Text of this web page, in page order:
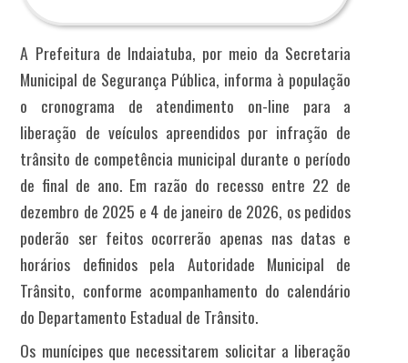
A Prefeitura de Indaiatuba, por meio da Secretaria
Municipal de Segurança Pública, informa à população
o cronograma de atendimento on-line para a
liberação de veículos apreendidos por infração de
trânsito de competência municipal durante o período
de final de ano. Em razão do recesso entre 22 de
dezembro de 2025 e 4 de janeiro de 2026, os pedidos
poderão ser feitos ocorrerão apenas nas datas e
horários definidospela Autoridade Municipal de
Trânsito, conforme acompanhamento do calendário
do Departamento Estadual de Trânsito.
Os munícipes que necessitarem solicitar a liberação